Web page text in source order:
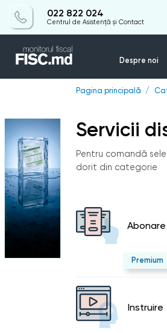
022 822 024
Centrul de Asistență și Contact
Despre noi
Pagina principală
Servicii
Pentru comandă
dorit din categorie
Abonare
Premium
Instruire